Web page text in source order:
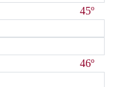
45º
46º